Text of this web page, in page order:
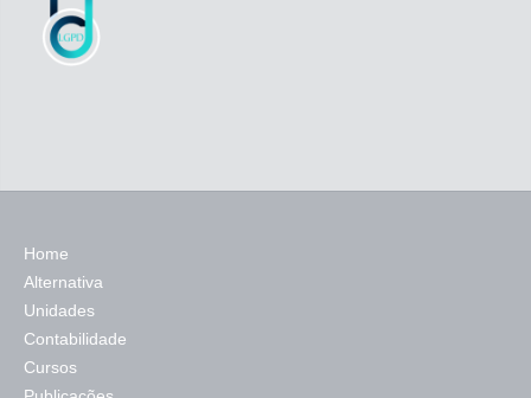
Home
Alternativa
Unidades
Contabilidade
Cursos